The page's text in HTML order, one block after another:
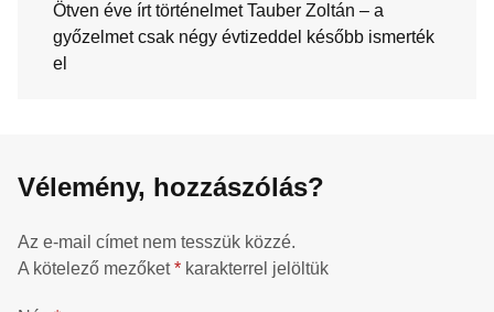
Ötven éve írt történelmet Tauber Zoltán – a
győzelmet csak négy évtizeddel később ismerték
el
Vélemény, hozzászólás?
Az e-mail címet nem tesszük közzé.
A kötelező mezőket* karakterrel jelöltük